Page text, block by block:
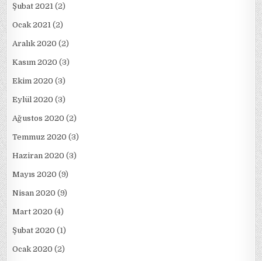
Şubat 2021 (2)
Ocak 2021 (2)
Aralık 2020 (2)
Kasım 2020 (3)
Ekim 2020 (3)
Eylül 2020 (3)
Ağustos 2020 (2)
Temmuz 2020 (3)
Haziran 2020 (3)
Mayıs 2020 (9)
Nisan 2020 (9)
Mart 2020 (4)
Şubat 2020 (1)
Ocak 2020 (2)